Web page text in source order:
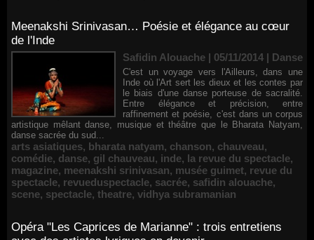
Meenakshi Srinivasan… Poésie et élégance au cœur
de l'Inde
Safidin Alouache | 05/11/2014 | Danse
C'est un voyage vers l'Ailleurs, dans une
Inde où l'Art sert les dieux et les contes par
le biais d'une danse porteuse de sacralité.
Entre élégance et précision, entre
raffinement et poésie, c'est dans un corpus
artistique mêlant danse, musique et théâtre que le Bharata Natyam,
danse sacrée du sud...
arts asiatiques, bharata natyam, chanson, chauveau,
comédie, danse, gil chauveau, inde, la revue du spectacle,
magazine, meenakshi srinivasan, musée guimet, revue du
spectacle, revueduspectacle, sacrée, safidin alouache,
scene, spectacle, theatre, vidhya subramanian
Opéra "Les Caprices de Marianne" : trois entretiens